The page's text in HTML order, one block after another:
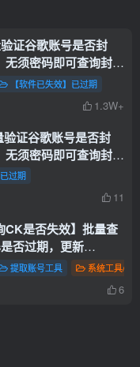
验证谷歌账号是否封
无须密码即可查询封禁
询是否封禁】【会员
【软件已失效】已过期
1.3W+
验证谷歌账号是否封
无须密码即可查询封禁
否封禁】
过期
11
CK是否失效】批量查
否过期，更新
提取账号工具 系统工具/教
6